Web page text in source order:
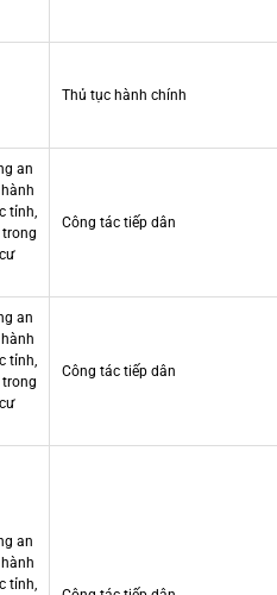
Thủ tục hành chính
an
tỉnh,
Công tác tiếp dân
an
tỉnh,
Công tác tiếp dân
an
tỉnh,